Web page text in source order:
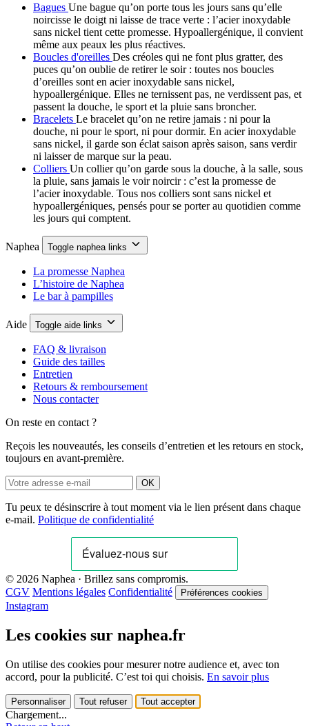
Bagues Une bague qu’on porte tous les jours sans qu’elle
noircisse le doigt ni laisse de trace verte : l’acier inoxydable
sans nickel tient cette promesse. Hypoallergénique, il convient
même aux peaux les plus réactives.
Boucles d'oreilles Des créoles qui ne font plus gratter, des
puces qu’on oublie de retirer le soir : toutes nos boucles
d’oreilles sont en acier inoxydable sans nickel,
hypoallergénique. Elles ne ternissent pas, ne verdissent pas, et
passent la douche, le sport et la pluie sans broncher.
Bracelets Le bracelet qu’on ne retire jamais : ni pour la
douche, ni pour le sport, ni pour dormir. En acier inoxydable
sans nickel, il garde son éclat saison après saison, sans verdir
ni laisser de marque sur la peau.
Colliers Un collier qu’on garde sous la douche, à la salle, sous
la pluie, sans jamais le voir noircir : c’est la promesse de
l’acier inoxydable. Tous nos colliers sont sans nickel et
hypoallergéniques, pensés pour se porter au quotidien comme
les jours qui comptent.
Naphea Toggle naphea links
La promesse Naphea
L’histoire de Naphea
Le bar à pampilles
Aide Toggle aide links
FAQ & livraison
Guide des tailles
Entretien
Retours & remboursement
Nous contacter
On reste en contact ?
Reçois les nouveautés, les conseils d’entretien et les retours en stock,
toujours en avant-première.
OK
Tu peux te désinscrire à tout moment via le lien présent dans chaque
e-mail. Politique de confidentialité
© 2026 Naphea · Brillez sans compromis.
CGV Mentions légales Confidentialité Préférences cookies
Instagram
Les cookies sur naphea.fr
On utilise des cookies pour mesurer notre audience et, avec ton
accord, pour la publicité. C’est toi qui choisis. En savoir plus
Personnaliser Tout refuser Tout accepter
Chargement...